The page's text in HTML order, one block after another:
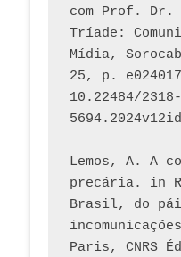
com Prof. Dr.
Tríade:
Mídia,
25, p.
10.22484/2318-
Lemos, A. A
precária. in
Brasil, do
Paris, CNRS